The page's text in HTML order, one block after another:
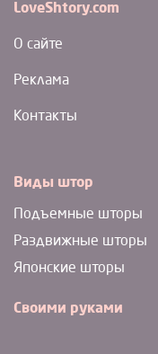
LoveShtory.com
О сайте
Реклама
Контакты
Виды штор
Подъемные шторы
Раздвижные шторы
Японские шторы
Своими руками